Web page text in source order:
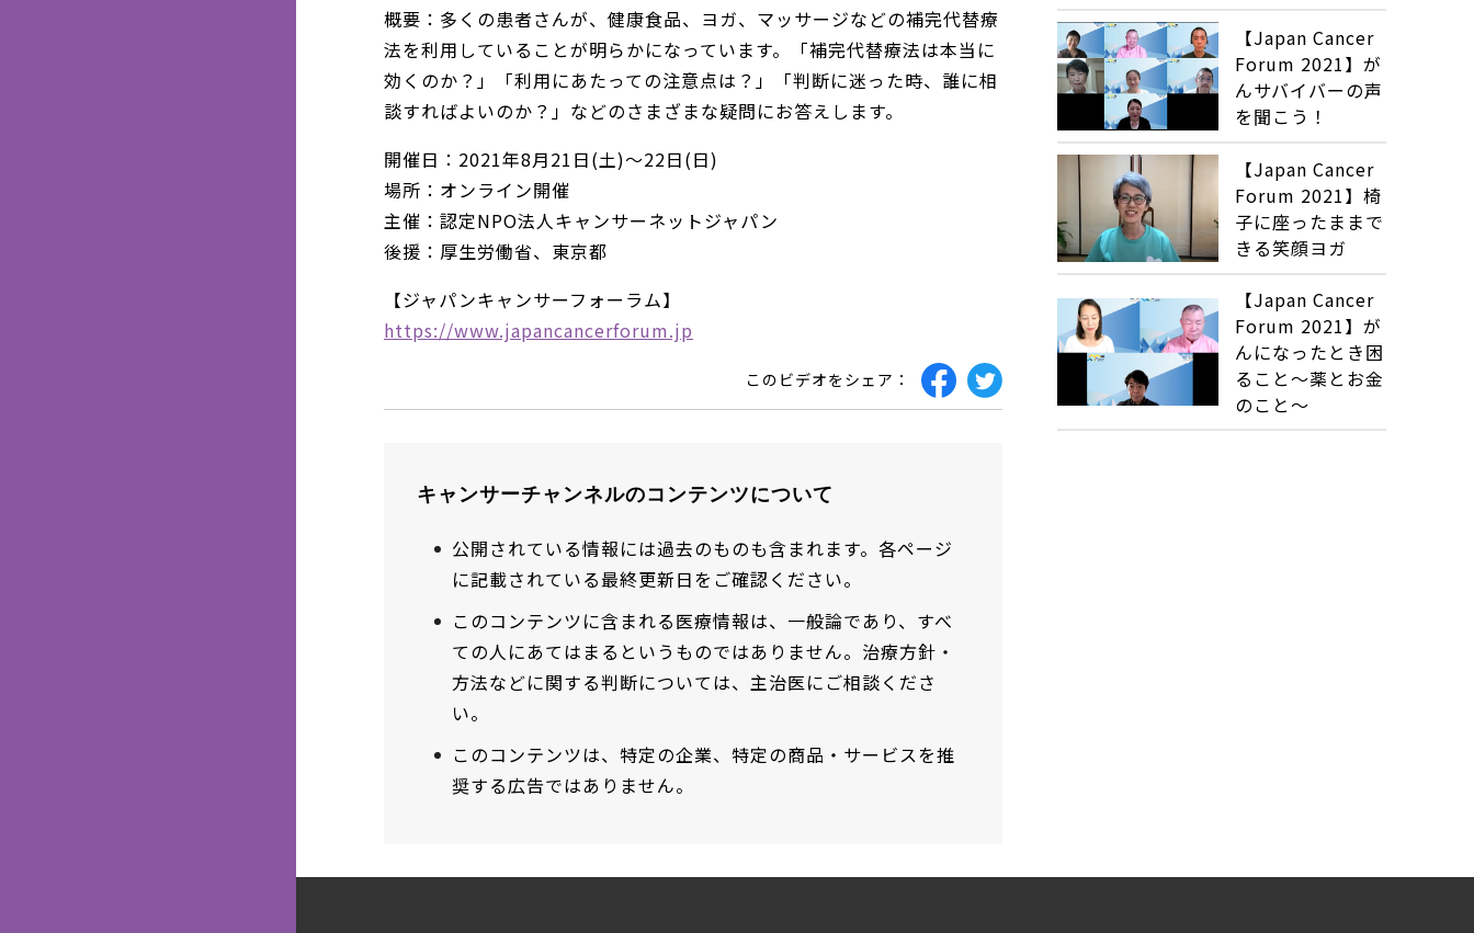
概要：多くの患者さんが、健康食品、ヨガ、マッサージなどの補完代替療
法を利用していることが明らかになっています。「補完代替療法は本当に
効くのか？」「利用にあたっての注意点は？」「判断に迷った時、誰に相
談すればよいのか？」などのさまざまな疑問にお答えします。
開催日：2021年8月21日(土)～22日(日)
場所：オンライン開催
主催：認定NPO法人キャンサーネットジャパン
後援：厚生労働省、東京都
【ジャパンキャンサーフォーラム】
https://www.japancancerforum.jp
このビデオをシェア：
キャンサーチャンネルのコンテンツについて
公開されている情報には過去のものも含まれます。各ページ
に記載されている最終更新日をご確認ください。
このコンテンツに含まれる医療情報は、一般論であり、すべ
ての人にあてはまるというものではありません。治療方針・
方法などに関する判断については、主治医にご相談くださ
い。
このコンテンツは、特定の企業、特定の商品・サービスを推
奨する広告ではありません。
【Japan Cancer
Forum 2021】が
んサバイバーの声
を聞こう！
【Japan Cancer
Forum 2021】椅
子に座ったままで
きる笑顔ヨガ
【Japan Cancer
Forum 2021】が
んになったとき困
ること～薬とお金
のこと～